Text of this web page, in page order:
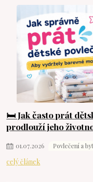
🛏️ Jak často prát
prodlouží jeho
01.07.2026 Povlečení a
celý článek